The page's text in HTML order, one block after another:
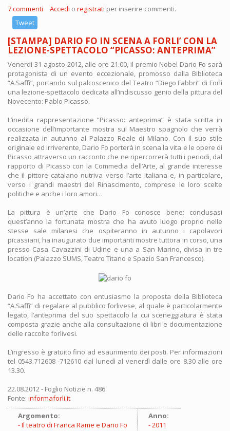
7 commenti Accedi o registrati per inserire commenti.
Tweet
[STAMPA] DARIO FO IN SCENA A FORLI’ CON LA
LEZIONE-SPETTACOLO “PICASSO: ANTEPRIMA”
Venerdì 31 agosto 2012, alle ore 21.00, il premio Nobel Dario Fo sarà
protagonista di un evento eccezionale, promosso dalla Biblioteca
“A.Saffi”, portando sul palcoscenico del Teatro “Diego Fabbri” di Forlì
una lezione-spettacolo dedicata all’indiscusso genio della pittura del
Novecento: Pablo Picasso.
L’inedita rappresentazione “Picasso: anteprima” è stata scritta in
occasione dell’importante mostra sul Maestro spagnolo che verrà
realizzata in autunno al Palazzo Reale di Milano. Con il suo stile
originale ed irriverente, Dario Fo porterà in scena la vita e le opere di
Picasso attraverso un racconto che ne ripercorrerà tutti i periodi, dal
rapporto di Picasso con la Commedia dell’Arte, al grande interesse
che il pittore catalano nutriva verso l’arte italiana e, in particolare,
verso i grandi maestri del Rinascimento, comprese le loro scelte
politiche e anche i loro amori…
La pittura è un’arte che Dario Fo conosce bene: conclusasi
quest’anno la fortunata mostra che ha avuto luogo proprio nelle
stesse sale milanesi che ospiteranno in autunno i capolavori
picassiani, ha inaugurato due importanti mostre tuttora in corso, una
presso Casa Cavazzini di Udine e una a San Marino, divisa in tre
location (Palazzo SUMS, Teatro Titano e Spazio San Francesco).
Dario Fo ha accettato con entusiasmo la proposta della Biblioteca
“A.Saffi” di regalare al pubblico forlivese, al quale è particolarmente
legato, l’anteprima del suo spettacolo la cui sceneggiatura è stata
composta grazie anche alla consultazione di libri e documentazione
delle raccolte forlivesi.
L’ingresso è gratuito fino ad esaurimento dei posti. Per informazioni
tel 0543.712608 -712610 dal lunedì al venerdì dalle ore 8.30 alle ore
13.30.
22.08.2012 - Foglio Notizie n. 486
Fonte: informaforli.it
Argomento:
Il teatro di Franca Rame e Dario Fo
Anno:
2011